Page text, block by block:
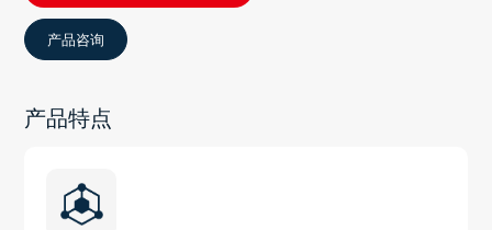
产品咨询
产品特点